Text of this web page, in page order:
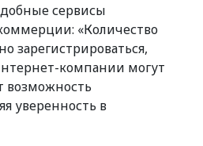
сервисы
«Количество
зарегистрироваться,
компании могут
возможность
уверенность в